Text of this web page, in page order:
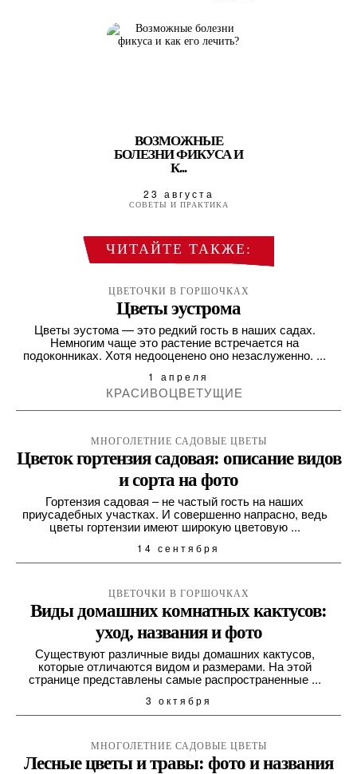
ВОЗМОЖНЫЕ
БОЛЕЗНИ ФИКУСА И
К...
23 августа
СОВЕТЫ И ПРАКТИКА
ЧИТАЙТЕ ТАКЖЕ:
ЦВЕТОЧКИ В ГОРШОЧКАХ
Цветы эустрома
Цветы эустома — это редкий гость в наших садах.
Немногим чаще это растение встречается на
подоконниках. Хотя недооценено оно незаслуженно. ...
1 апреля
КРАСИВОЦВЕТУЩИЕ
МНОГОЛЕТНИЕ САДОВЫЕ ЦВЕТЫ
Цветок гортензия садовая: описание видов
и сорта на фото
Гортензия садовая – не частый гость на наших
приусадебных участках. И совершенно напрасно, ведь
цветы гортензии имеют широкую цветовую ...
14 сентября
ЦВЕТОЧКИ В ГОРШОЧКАХ
Виды домашних комнатных кактусов:
уход, названия и фото
Существуют различные виды домашних кактусов,
которые отличаются видом и размерами. На этой
странице представлены самые распространенные ...
3 октября
МНОГОЛЕТНИЕ САДОВЫЕ ЦВЕТЫ
Лесные цветы и травы: фото и названия